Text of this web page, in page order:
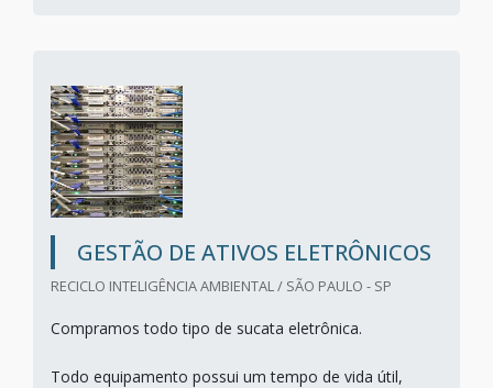
GESTÃO DE ATIVOS ELETRÔNICOS
RECICLO INTELIGÊNCIA AMBIENTAL / SÃO PAULO - SP
Compramos todo tipo de sucata eletrônica.
Todo equipamento possui um tempo de vida útil,